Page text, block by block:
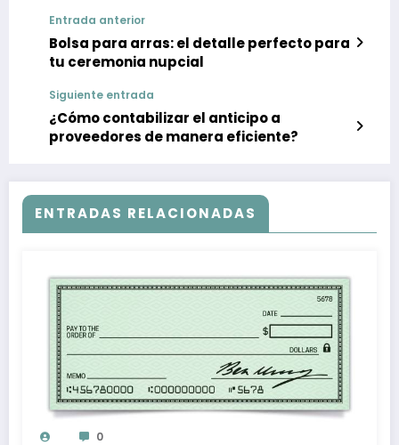
Entrada anterior
Bolsa para arras: el detalle perfecto para
tu ceremonia nupcial
Siguiente entrada
¿Cómo contabilizar el anticipo a
proveedores de manera eficiente?
ENTRADAS RELACIONADAS
0